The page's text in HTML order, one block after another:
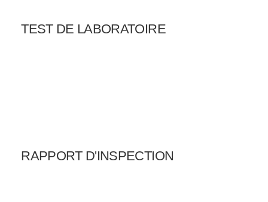
TEST DE LABORATOIRE
RAPPORT D'INSPECTION